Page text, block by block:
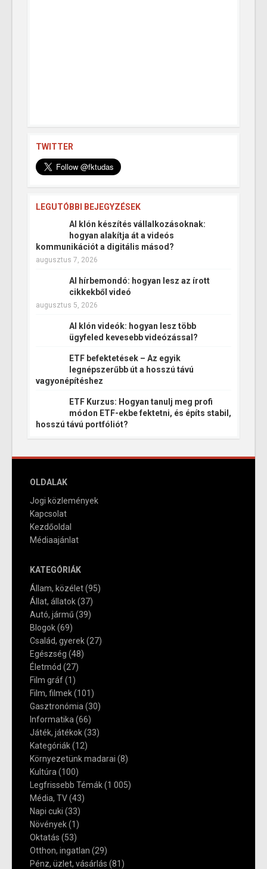
TWITTER
LEGUTÓBBI BEJEGYZÉSEK
AI klón készítés vállalkozásoknak:
hogyan alakítja át a videós
kommunikációt a digitális másod?
augusztus 7, 2026
AI hírbemondó: hogyan lesz az írott
cikkekből videó
augusztus 5, 2026
AI klón videók: hogyan lesz több
ügyfeled kevesebb videózással?
ETF befektetések – Az egyik
legnépszerűbb út a hosszú távú
vagyonépítéshez
ETF Kurzus: Hogyan tanulj meg profi
módon ETF-ekbe fektetni, és építs stabil,
hosszú távú portfóliót?
OLDALAK
Jogi közlemények
Kapcsolat
Kezdőoldal
Médiaajánlat
KATEGÓRIÁK
Állam, közélet(95)
Állat, állatok(37)
Autó, jármű (39)
Blogok(69)
Család, gyerek(27)
Egészség (48)
Életmód (27)
Film gráf(1)
Film, filmek(101)
Gasztronómia (30)
Informatika (66)
Játék, játékok(33)
Kategóriák(12)
Környezetünk madarai (8)
Kultúra (100)
Legfrissebb Témák(1 005)
Média, TV(43)
Napi cuki (33)
Növények(1)
Oktatás (53)
Otthon, ingatlan (29)
Pénz, üzlet, vásárlás (81)